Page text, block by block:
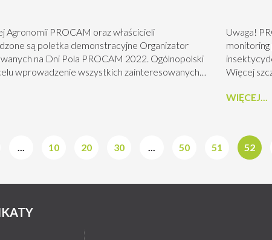
PROCAM oraz właścicieli
są poletka demonstracyjne Organizator
na Dni Pola PROCAM 2022. Ogólnopolski
wprowadzenie wszystkich zainteresowanych
przewodnim będzie sytuacja fitosanitarna
Uwaga!
monitoring
Więcej
WIĘCEJ...
10 20 30 50 51 52